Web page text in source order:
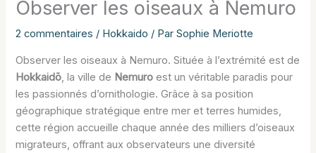
Observer les oiseaux à Nemuro
2 commentaires / Hokkaido / ParSophie Meriotte
Observer les oiseaux à Nemuro. Située à l’extrémité est de
Hokkaidō, la ville de Nemuro est un véritable paradis pour
les passionnés d’ornithologie. Grâce à sa position
géographique stratégique entre mer et terres humides,
cette région accueille chaque année des milliers d’oiseaux
migrateurs, offrant aux observateurs une diversité